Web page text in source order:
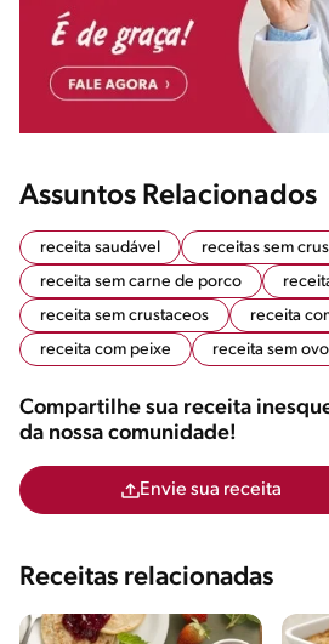
Assuntos Relacionados
receita saudável
receitas sem
receita sem carne de porco
receita sem crustaceos
receita
receita com peixe
receita sem ovo
Compartilhe sua receita
da nossa comunidade!
Envie sua receita
Receitas relacionadas